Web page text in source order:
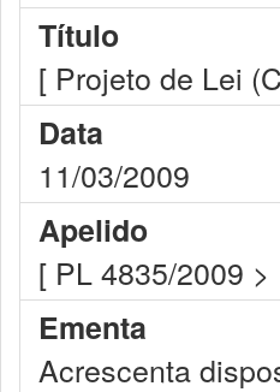
Título
[ Projeto de Lei
Data
11/03/2009
Apelido
[ PL 4835/2009
Ementa
Acrescenta